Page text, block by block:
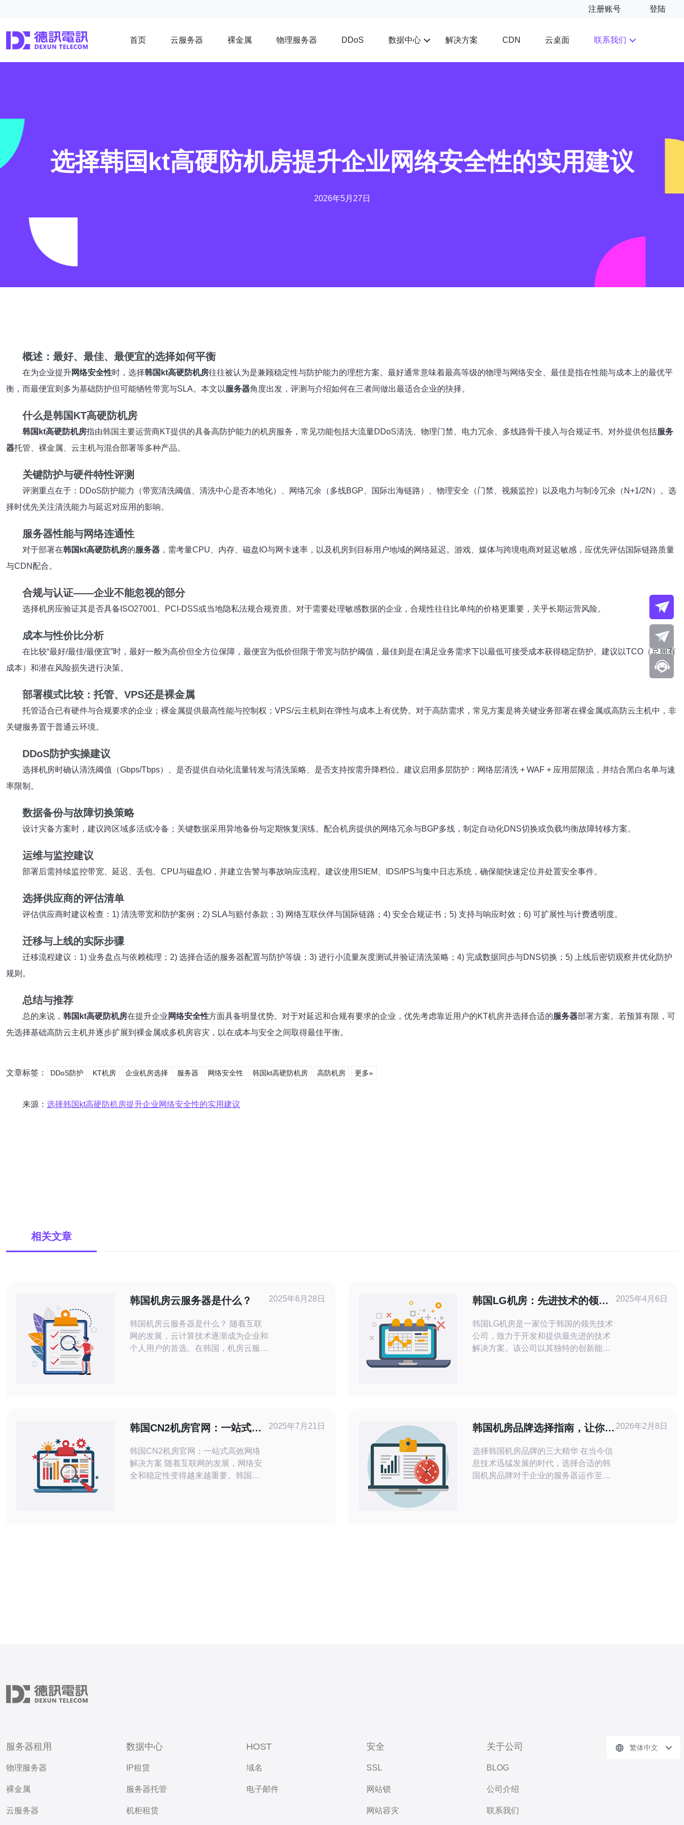
注册账号 登陆
首页 云服务器 裸金属 物理服务器 DDoS 数据中心 解决方案 CDN 云桌面 联系我们
选择韩国kt高硬防机房提升企业网络安全性的实用建议
2026年5月27日
概述：最好、最佳、最便宜的选择如何平衡
在为企业提升网络安全性时，选择韩国kt高硬防机房往往被认为是兼顾稳定性与防护能力的理想方案。最好通常意味着最高等级的物理与网络安全、最佳是指在性能与成本上的最优平
衡，而最便宜则多为基础防护但可能牺牲带宽与SLA。本文以服务器角度出发，评测与介绍如何在三者间做出最适合企业的抉择。
什么是韩国KT高硬防机房
韩国kt高硬防机房指由韩国主要运营商KT提供的具备高防护能力的机房服务，常见功能包括大流量DDoS清洗、物理门禁、电力冗余、多线路骨干接入与合规证书。对外提供包括服务
器托管、裸金属、云主机与混合部署等多种产品。
关键防护与硬件特性评测
评测重点在于：DDoS防护能力（带宽清洗阈值、清洗中心是否本地化）、网络冗余（多线BGP、国际出海链路）、物理安全（门禁、视频监控）以及电力与制冷冗余（N+1/2N）。选
择时优先关注清洗能力与延迟对应用的影响。
服务器性能与网络连通性
对于部署在韩国kt高硬防机房的服务器 ，需考量CPU、内存、磁盘IO与网卡速率，以及机房到目标用户地域的网络延迟。游戏、媒体与跨境电商对延迟敏感，应优先评估国际链路质量
与CDN配合。
合规与认证——企业不能忽视的部分
选择机房应验证其是否具备ISO27001、PCI-DSS或当地隐私法规合规资质。对于需要处理敏感数据的企业，合规性往往比单纯的价格更重要，关乎长期运营风险。
成本与性价比分析
在比较“最好/最佳/最便宜”时，最好一般为高价但全方位保障，最便宜为低价但限于带宽与防护阈值，最佳则是在满足业务需求下以最低可接受成本获得稳定防护。建议以TCO（总拥有
成本）和潜在风险损失进行决策。
部署模式比较：托管、VPS还是裸金属
托管适合已有硬件与合规要求的企业；裸金属提供最高性能与控制权；VPS/云主机则在弹性与成本上有优势。对于高防需求，常见方案是将关键业务部署在裸金属或高防云主机中，非
关键服务置于普通云环境。
DDoS防护实操建议
选择机房时确认清洗阈值（Gbps/Tbps）、是否提供自动化流量转发与清洗策略、是否支持按需升降档位。建议启用多层防护：网络层清洗 + WAF + 应用层限流，并结合黑白名单与速
率限制。
数据备份与故障切换策略
设计灾备方案时，建议跨区域多活或冷备；关键数据采用异地备份与定期恢复演练。配合机房提供的网络冗余与BGP多线，制定自动化DNS切换或负载均衡故障转移方案。
运维与监控建议
部署后需持续监控带宽、延迟、丢包、CPU与磁盘IO，并建立告警与事故响应流程。建议使用SIEM、IDS/IPS与集中日志系统，确保能快速定位并处置安全事件。
选择供应商的评估清单
评估供应商时建议检查：1) 清洗带宽和防护案例；2) SLA与赔付条款；3) 网络互联伙伴与国际链路；4) 安全合规证书；5) 支持与响应时效；6) 可扩展性与计费透明度。
迁移与上线的实际步骤
迁移流程建议：1) 业务盘点与依赖梳理；2) 选择合适的服务器配置与防护等级；3) 进行小流量灰度测试并验证清洗策略；4) 完成数据同步与DNS切换；5) 上线后密切观察并优化防护
规则。
总结与推荐
总的来说， 韩国kt高硬防机房在提升企业 网络安全性方面具备明显优势。对于对延迟和合规有要求的企业，优先考虑靠近用户的KT机房并选择合适的服务器部署方案。若预算有限，可
先选择基础高防云主机并逐步扩展到裸金属或多机房容灾，以在成本与安全之间取得最佳平衡。
文章标签： DDoS防护 KT机房 企业机房选择 服务器 网络安全性 韩国kt高硬防机房 高防机房 更多»
来源： 选择韩国kt高硬防机房提升企业网络安全性的实用建议
相关文章
韩国机房云服务器是什么？
韩国机房云服务器是什么？ 随着互联
网的发展，云计算技术逐渐成为企业和
个人用户的首选。在韩国，机房云服务
的计算能力和存储资源，通过虚拟化技
术，将物理服务器划分为
2025年6月28日
韩国LG机房：先进技术的领跑
韩国LG机房是一家位于韩国的领先技术
公司，致力于开发和提供最先进的技术
解决方案。该公司以其独特的创新能力
新技术，并在市场上推出创新产品。韩
国LG机房的先进技术领
2025年4月6日
韩国CN2机房官网：一站式高
韩国CN2机房官网：一站式高效网络
解决方案 随着互联网的发展，网络安
全和稳定性变得越来越重要。韩国
2025年7月21日
韩国机房品牌选择指南，让你找
选择韩国机房品牌的三大精华 在当今信
息技术迅猛发展的时代，选择合适的韩
国机房品牌对于企业的服务器运作至关
2026年2月8日
服务器租用
物理服务器
裸金属
云服务器
数据中心
IP租赁
服务器托管
机柜租赁
HOST
域名
电子邮件
安全
SSL
网站锁
网站容灾
关于公司
BLOG
公司介绍
联系我们
繁体中文